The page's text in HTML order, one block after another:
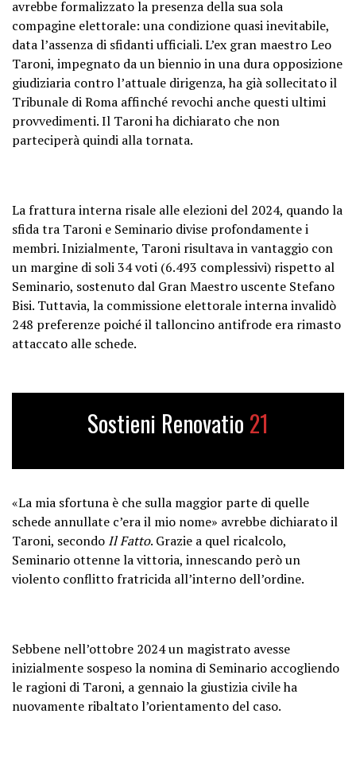
avrebbe formalizzato la presenza della sua sola
compagine elettorale: una condizione quasi inevitabile,
data l’assenza di sfidanti ufficiali. L’ex gran maestro Leo
Taroni, impegnato da un biennio in una dura opposizione
giudiziaria contro l’attuale dirigenza, ha già sollecitato il
Tribunale di Roma affinché revochi anche questi ultimi
provvedimenti. Il Taroni ha dichiarato che non
parteciperà quindi alla tornata.
La frattura interna risale alle elezioni del 2024, quando la
sfida tra Taroni e Seminario divise profondamente i
membri. Inizialmente, Taroni risultava in vantaggio con
un margine di soli 34 voti (6.493 complessivi) rispetto al
Seminario, sostenuto dal Gran Maestro uscente Stefano
Bisi. Tuttavia, la commissione elettorale interna invalidò
248 preferenze poiché il talloncino antifrode era rimasto
attaccato alle schede.
Sostieni Renovatio 21
«La mia sfortuna è che sulla maggior parte di quelle
schede annullate c’era il mio nome» avrebbe dichiarato il
Taroni, secondo Il Fatto. Grazie a quel ricalcolo,
Seminario ottenne la vittoria, innescando però un
violento conflitto fratricida all’interno dell’ordine.
Sebbene nell’ottobre 2024 un magistrato avesse
inizialmente sospeso la nomina di Seminario accogliendo
le ragioni di Taroni, a gennaio la giustizia civile ha
nuovamente ribaltato l’orientamento del caso.